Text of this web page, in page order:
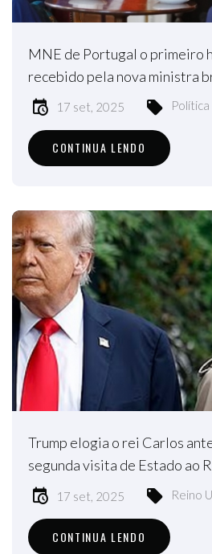
MNE de Portugal o primeiro
recebido pela nova ministra
17 set, 2025 Política
CONTINUA LENDO
Trump elogia o rei Carlos
segunda visita de Estado ao
17 set, 2025 Reino
CONTINUA LENDO